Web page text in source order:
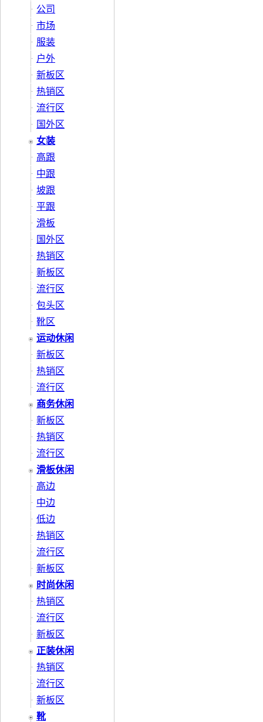
公司
市场
服装
户外
新板区
热销区
流行区
国外区
女装
高跟
中跟
坡跟
平跟
滑板
国外区
热销区
新板区
流行区
包头区
靴区
运动休闲
新板区
热销区
流行区
商务休闲
新板区
热销区
流行区
滑板休闲
高边
中边
低边
热销区
流行区
新板区
时尚休闲
热销区
流行区
新板区
正装休闲
热销区
流行区
新板区
靴